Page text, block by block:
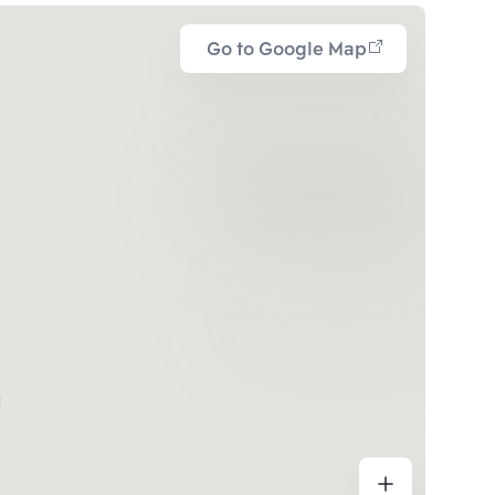
Go to Google Map